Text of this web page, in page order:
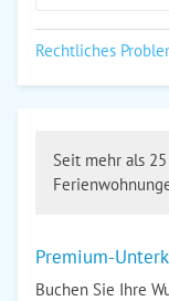
Rechtliches
Seit mehr als
Premium-
Buchen Sie Ihre